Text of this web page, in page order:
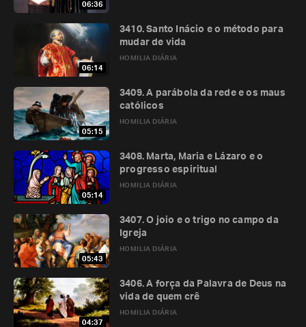
06:36
06:14
HOMILIA DIÁRIA
3410. Santo Inácio e o método para
mudar de vida
05:15
HOMILIA DIÁRIA
3409. A parábola da rede e os maus
católicos
05:14
HOMILIA DIÁRIA
3408. Marta, Maria e Lázaro e o
progresso espiritual
05:43
HOMILIA DIÁRIA
3407. O joio e o trigo no campo da
Igreja
04:37
HOMILIA DIÁRIA
3406. A força da Palavra de Deus na
vida de quem crê